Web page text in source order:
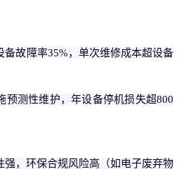
备故障率35%，单次维修成本超设备
预测性维护，年设备停机损失超800
强，环保合规风险高（如电子废弃物